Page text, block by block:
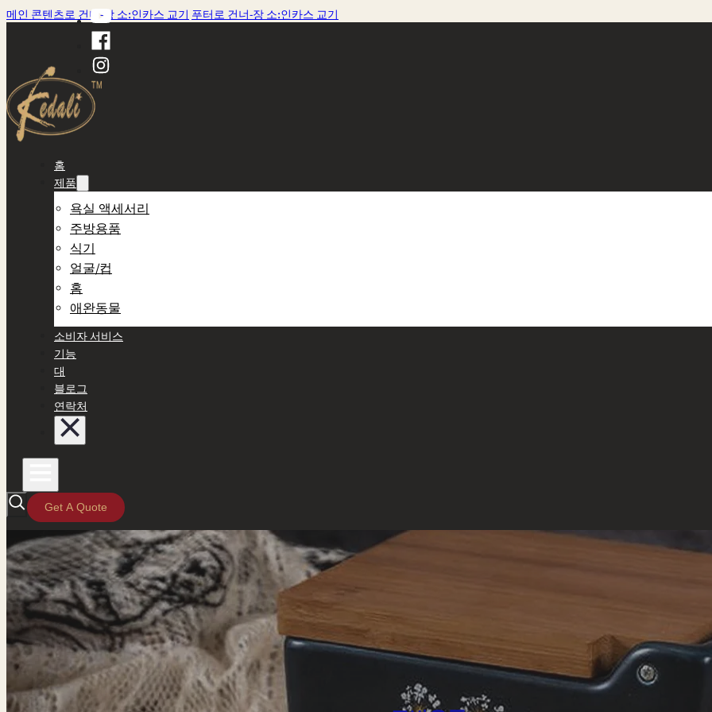
메인 콘텐츠로 건너-장 소:인카스 교기 푸터로 건너-장 소:인카스 교기
홈
제품
욕실 액세서리
주방용품
식기
얼굴/컵
홈
애완동물
소비자 서비스
기능
대
블로그
연락처
Get A Quote